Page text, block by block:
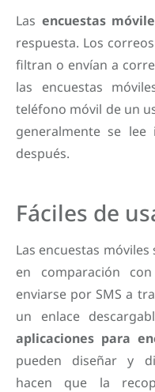
Las encuestas
respuesta. Los
filtran o envían a
las encuestas
teléfono móvil de un
generalmente se
después.
Fáciles de
Las encuestas
en comparación
enviarse por SMS a
un enlace
aplicaciones para
pueden diseñar y
hacen que la